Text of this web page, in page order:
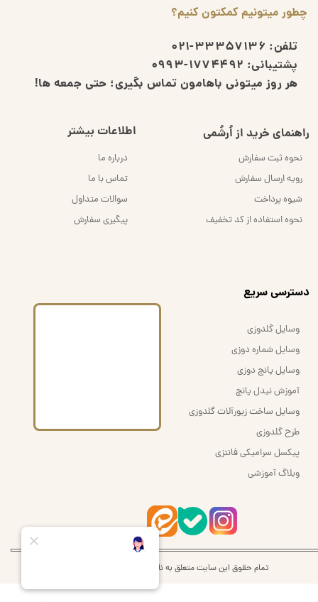
چطور میتونیم کمکتون کنیم؟
تلفن: 33357136-021
پشتیبانی: 1774492-0993
هر روز میتونی باهامون تماس بگیری؛ حتی جمعه ها!
راهنمای خرید از اُرشُمی
نحوه ثبت سفارش
رویه ارسال سفارش
شیوه پرداخت
نحوه استفاده از کد تخفیف
اطلاعات بیشتر
درباره ما
تماس با ما
سوالات متداول
پیگیری سفارش
تمام حقوق این سایت متعلق به نام اُرشُمی | orshomi می‌باشد.
​دسترسی سریع
وسایل گلدوزی
وسایل شماره دوزی
وسایل پانچ دوزی
آموزش نیدل پانچ
وسایل ساخت زیورآلات گلدوزی
طرح گلدوزی
پیکسل سرامیکی فانتزی
وبلاگ آموزشی